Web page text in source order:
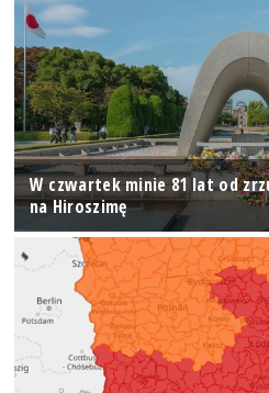
W czwartek minie 81 lat od
na Hiroszimę